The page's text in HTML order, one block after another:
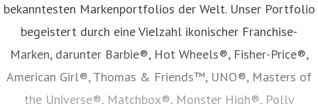
bekanntesten Markenportfolios der Welt. Unser Portfolio
begeistert durch eine Vielzahl ikonischer Franchise-
Marken, darunter Barbie®, Hot Wheels®, Fisher-Price®,
American Girl®, Thomas & Friends™, UNO®, Masters of
the Universe®, Matchbox®, Monster High®, Polly